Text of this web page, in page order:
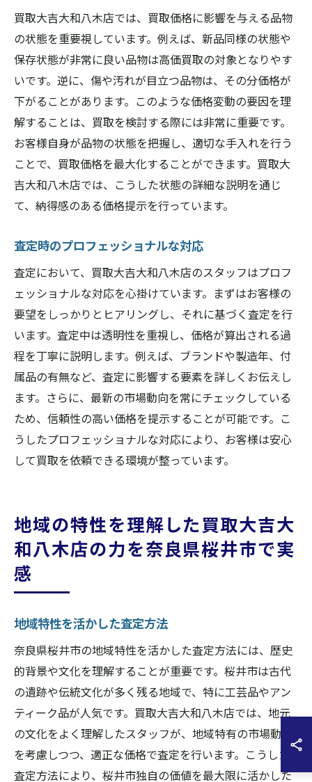
買取大吉大和八木店では、買取価格に影響を与える品物
の状態を重要視しています。例えば、新品同様の状態や
保存状態が非常に良い品物は高価買取の対象となりやす
いです。逆に、傷や汚れが目立つ品物は、その分価格が
下がることがあります。このような価格変動の要因を理
解することは、買取を検討する際には非常に重要です。
お客様自身が品物の状態を把握し、適切な手入れを行う
ことで、買取価格を最大化することができます。買取大
吉大和八木店では、こうした状態の詳細な説明を通じ
て、納得感のある価格提示を行っています。
査定時のプロフェッショナルな対応
査定において、買取大吉大和八木店のスタッフはプロフ
ェッショナルな対応を心掛けています。まずはお客様の
要望をしっかりとヒアリングし、それに基づく査定を行
います。査定中は透明性を重視し、価格が算出される過
程を丁寧に説明します。例えば、ブランドや製造年、付
属品の有無など、査定に影響する要素を詳しくお伝えし
ます。さらに、最新の市場動向を常にチェックしている
ため、信頼性の高い価格を提示することが可能です。こ
うしたプロフェッショナルな対応により、お客様は安心
して買取を依頼できる環境が整っています。
地域の特性を理解した買取大吉大
和八木店の力を奈良県桜井市で実
感
地域特性を活かした査定方法
奈良県桜井市の地域特性を活かした査定方法には、歴史
的背景や文化を理解することが重要です。桜井市は古代
の遺跡や伝統文化が多く残る地域で、特に工芸品やアン
ティーク品が人気です。買取大吉大和八木店では、地元
の文化をよく理解したスタッフが、地域特有の市場動向
を考慮しつつ、適正な価格で査定を行います。こうした
査定方法により、桜井市独自の価値を最大限に活かした